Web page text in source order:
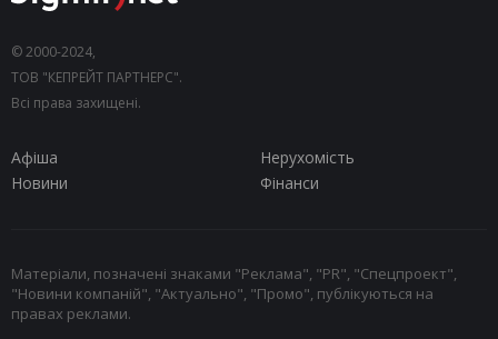
© 2000-2024,
ТОВ "КЕПРЕЙТ ПАРТНЕРС".
Всі права захищені.
Афіша
Нерухомість
Новини
Фінанси
Матеріали, позначені знаками "Реклама", "PR", "Спецпроект",
"Новини компаній", "Актуально", "Промо", публікуються на
правах реклами.